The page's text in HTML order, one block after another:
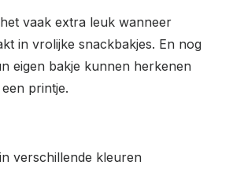
vaak extra leuk wanneer
in vrolijke snackbakjes. En nog
eigen bakje kunnen herkenen
printje.
verschillende kleuren